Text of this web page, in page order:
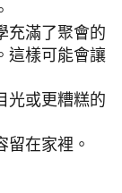
充滿了聚會的
這樣可能會讓
光或更糟糕的
在家裡。